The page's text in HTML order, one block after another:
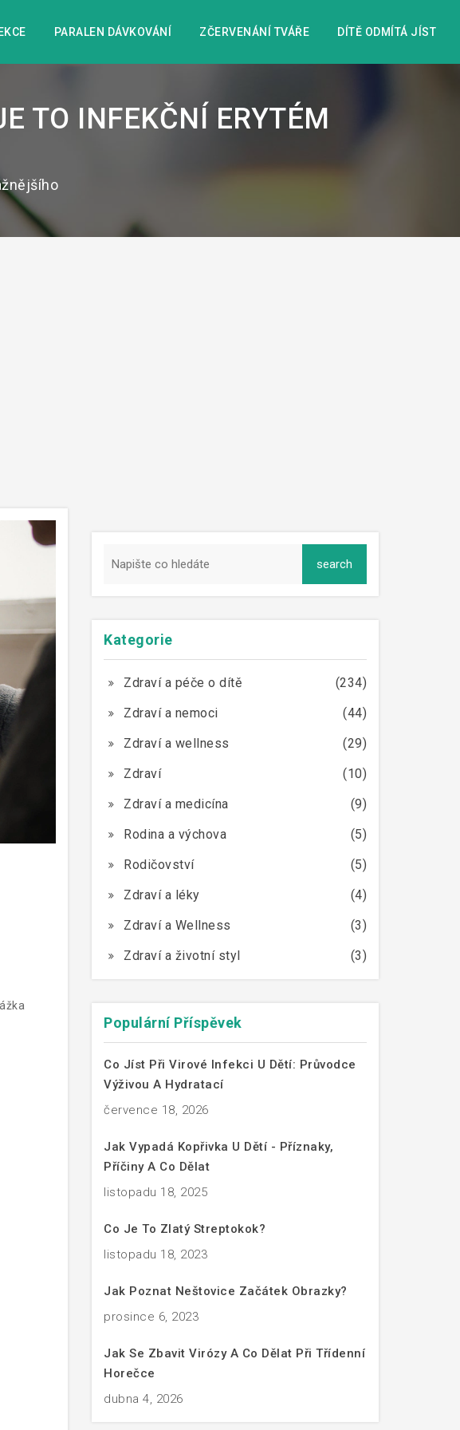
PARALEN DÁVKOVÁNÍ ZČERVENÁNÍ TVÁŘE DÍTĚ ODMÍTÁ JÍST
TO INFEKČNÍ ERYTÉM
Kategorie
Zdraví a péče o dítě
(234)
Zdraví a nemoci
(44)
Zdraví a wellness
(29)
Zdraví
(10)
Zdraví a medicína
(9)
Rodina a výchova
(5)
Rodičovství
(5)
Zdraví a léky
(4)
Zdraví a Wellness
(3)
Zdraví a životní styl
(3)
Populární Příspěvek
Co Jíst Při Virové Infekci U Dětí: Průvodce
Výživou A Hydratací
července 18, 2026
Jak Vypadá Kopřivka U Dětí - Příznaky,
Příčiny A Co Dělat
listopadu 18, 2025
Co Je To Zlatý Streptokok?
listopadu 18, 2023
Jak Poznat Neštovice Začátek Obrazky?
prosince 6, 2023
Jak Se Zbavit Virózy A Co Dělat Při Třídenní
Horečce
dubna 4, 2026